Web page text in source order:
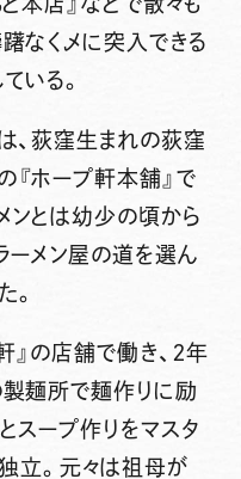
なく〆に突入できる
いる。
、荻窪生まれの荻窪
『ホープ軒本舗』で
ンとは幼少の頃から
ーメン屋の道を選ん
。
の店舗で働き、２年
製麺所で麺作りに励
スープ作りをマスタ
独立。元々は祖母が